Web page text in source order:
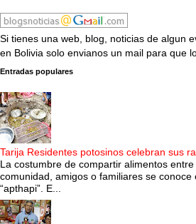
Si tienes una web, blog, noticias de algun
en Bolivia solo envianos un mail para que
Entradas populares
Tarija Residentes potosinos celebran sus
La costumbre de compartir alimentos
comunidad, amigos o familiares se
“apthapi”. E...